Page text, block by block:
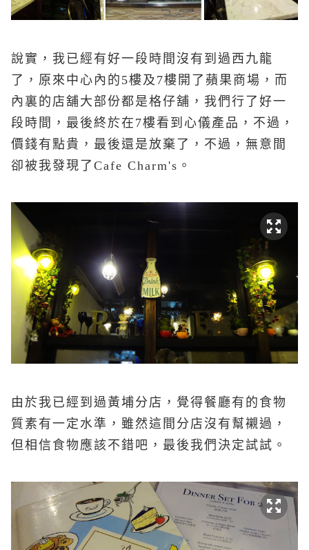
說實，我已經有好一段時間沒有到過西九龍
了，原來中心內的5樓及7樓開了蘋果商場，而
內裏的店舖大部份都是格仔舖，我們行了好一
段時間，最後終於在7樓看到心儀產品，不過，
價錢有點貴，最後還是放棄了，不過，無意間
卻被我發現了Cafe Charm's。
由於我已經到過黃埔分店，覺得餐廳有的食物
質素有一定水準，雖然這間分店沒有幫襯過，
但相信食物應該不錯吧，最後我們決定試試。